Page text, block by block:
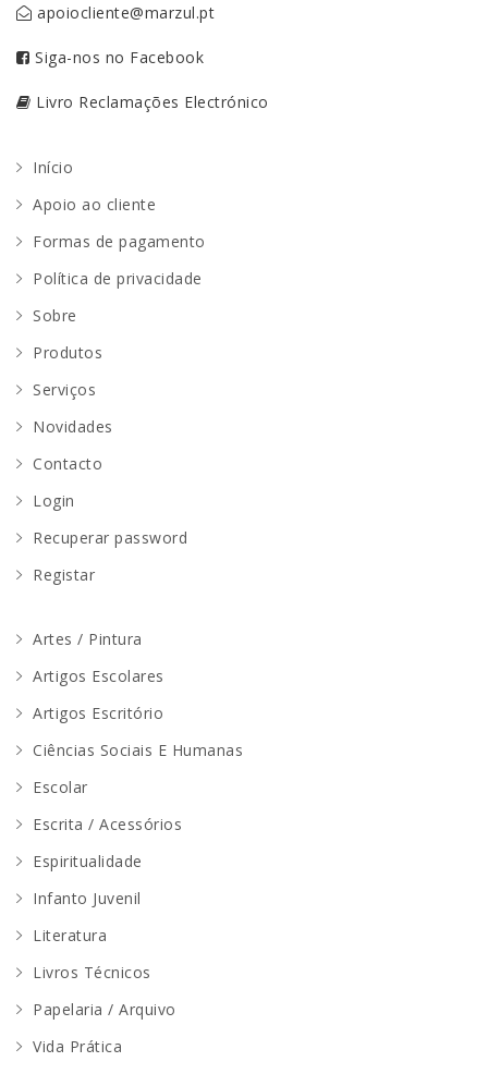
apoiocliente@marzul.pt
Siga-nos no Facebook
Livro Reclamações Electrónico
Início
Apoio ao cliente
Formas de pagamento
Política de privacidade
Sobre
Produtos
Serviços
Novidades
Contacto
Login
Recuperar password
Registar
Artes / Pintura
Artigos Escolares
Artigos Escritório
Ciências Sociais E Humanas
Escolar
Escrita / Acessórios
Espiritualidade
Infanto Juvenil
Literatura
Livros Técnicos
Papelaria / Arquivo
Vida Prática